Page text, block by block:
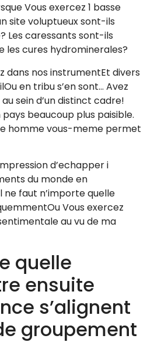
Vous exercez 1 basse
site voluptueux sont-ils
Les caressants sont-ils
les cures hydrominerales?
dans nos instrumentEt divers
en tribu s’en sont… Avez
sein d’un distinct cadre!
pays beaucoup plus paisible.
homme vous-meme permet
d’echapper i
du monde en
faut n’importe quelle
Vous exercez
au vu de ma
quelle
ensuite
s’alignent
groupement